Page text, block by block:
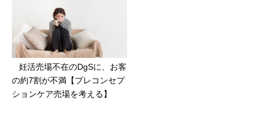
妊活売場不在のDgSに、お客
の約7割が不満【プレコンセプ
ションケア売場を考える】